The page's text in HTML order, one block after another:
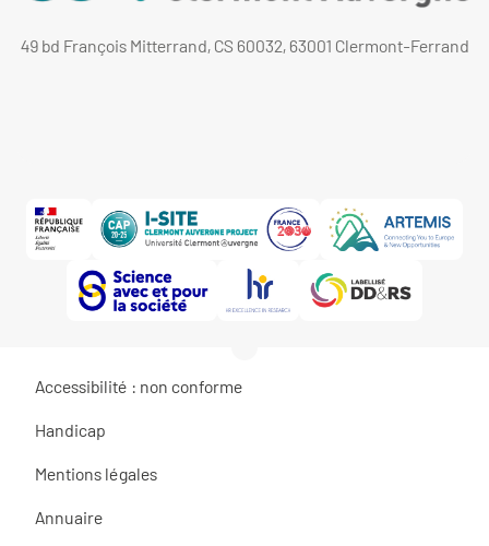
49 bd François Mitterrand, CS 60032, 63001 Clermont-Ferrand
Accessibilité : non conforme
Handicap
Mentions légales
Annuaire